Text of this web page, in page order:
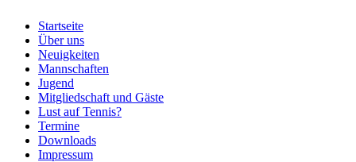
Startseite
Über uns
Neuigkeiten
Mannschaften
Jugend
Mitgliedschaft und Gäste
Lust auf Tennis?
Termine
Downloads
Impressum